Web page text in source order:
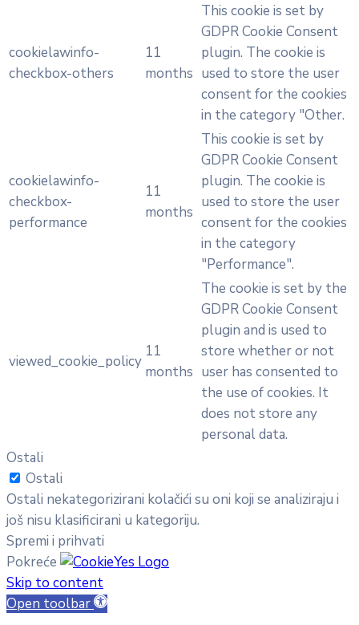
cookielawinfo-
checkbox-others
11
months
This cookie is set by
GDPR Cookie Consent
plugin. The cookie is
used to store the user
consent for the cookies
in the category "Other.
cookielawinfo-
checkbox-
performance
11
months
This cookie is set by
GDPR Cookie Consent
plugin. The cookie is
used to store the user
consent for the cookies
in the category
"Performance".
viewed_cookie_policy
11
months
The cookie is set by the
GDPR Cookie Consent
plugin and is used to
store whether or not
user has consented to
the use of cookies. It
does not store any
personal data.
Ostali
Ostali
Ostali nekategorizirani kolačići su oni koji se analiziraju i
još nisu klasificirani u kategoriju.
Spremi i prihvati
Pokreće
Skip to content
Open toolbar